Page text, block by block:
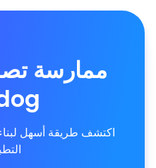
اكتشف طريقة أسهل